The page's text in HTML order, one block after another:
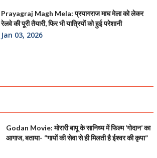
Prayagraj Magh Mela: प्रयागराज माघ मेला को लेकर
रेलवे की पूरी तैयारी, फिर भी यात्रियों को हुई परेशानी
Jan 03, 2026
Godan Movie: मोरारी बापू के सानिध्य में फिल्म ‘गोदान’ का
आगाज, बताया- “गायों की सेवा से ही मिलती है ईश्वर की कृपा”